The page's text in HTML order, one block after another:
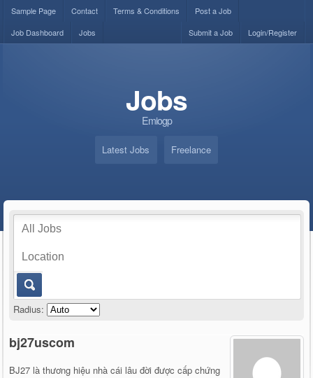
Sample Page Contact Terms & Conditions
Post a Job
Job Dashboard
Jobs Login/Register
Submit a Job
Jobs
Emiogp
Latest Jobs Freelance
Radius:
bj27uscom
BJ27 là thương hiệu nhà cái lâu đời được cấp chứng